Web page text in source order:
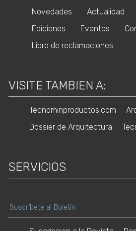
Novedades
Actualidad
Ediciones
Eventos
Libro de reclamaciones
VISITE TAMBIEN A:
Tecnominproductos.com
Dossier de Arquitectura
SERVICIOS